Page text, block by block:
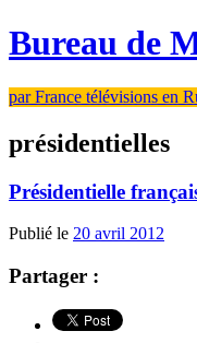
Bureau de
par France télévisions en
présidentielles
Présidentielle
Publié le 20 avril 2012
Partager :